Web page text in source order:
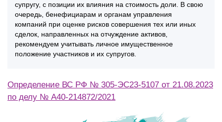
супругу, с позиции их влияния на стоимость доли. В свою
очередь, бенефициарам и органам управления
компаний при оценке рисков совершения тех или иных
сделок, направленных на отчуждение активов,
рекомендуем учитывать личное имущественное
положение участников и их супругов.
Определение ВС РФ № 305-ЭС23-5107 от 21.08.2023
по делу № А40-214872/2021